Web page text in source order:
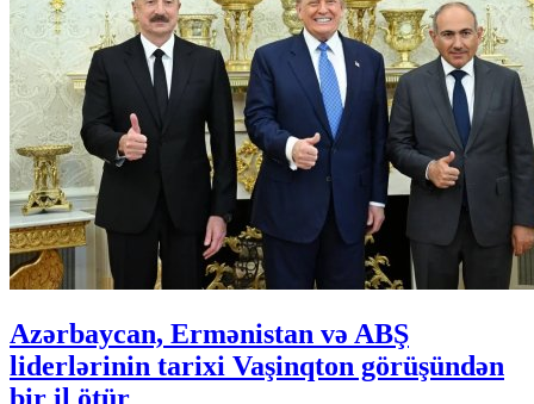
Azərbaycan, Ermənistan və ABŞ
liderlərinin tarixi Vaşinqton görüşündən
bir il ötür